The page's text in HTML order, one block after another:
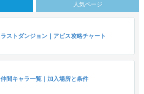
人気ページ
ラストダンジョン｜アビス攻略チャート
仲間キャラ一覧｜加入場所と条件